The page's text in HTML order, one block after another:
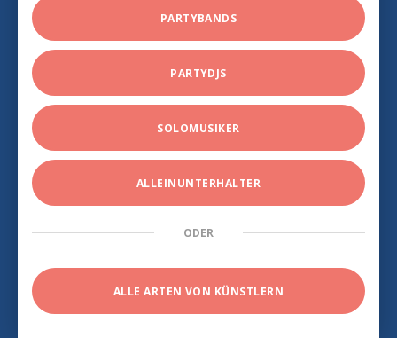
PARTYBANDS
PARTYDJS
SOLOMUSIKER
ALLEINUNTERHALTER
ODER
ALLE ARTEN VON KÜNSTLERN